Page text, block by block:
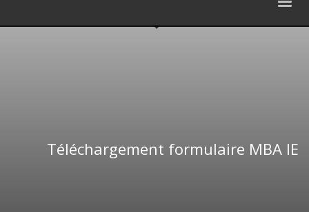
Téléchargement formulaire MBA IE